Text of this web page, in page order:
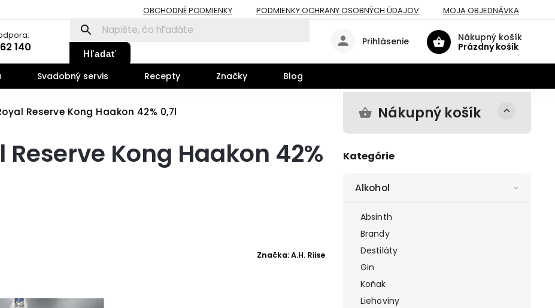
OBCHODNÉ PODMIENKY PODMIENKY OCHRANY OSOBNÝCH ÚDAJOV MOJA OBJEDNÁVKA
140 Hľadať
Nákupný košík
Prázdny košík
Prihlásenie
Svadobný servis Recepty Značky Blog
Reserve Kong Haakon 42% 0,7l Nákupný košík
Kategórie
Alkohol
Absinth
Brandy
Destiláty
Gin
Koňak
Liehoviny
Reserve Kong Haakon 42%
Značka:A.H. Riise